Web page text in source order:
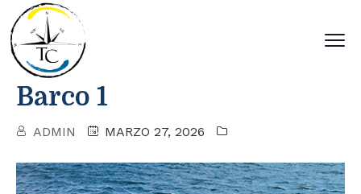
Barco 1
ADMIN MARZO 27, 2026